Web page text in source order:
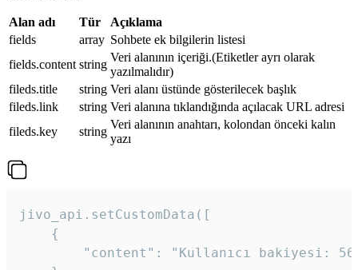
Alan adı Tür
Açıklama
fields
array Sohbete ek bilgilerin listesi
fields.content string
Veri alanının içeriği.(Etiketler ayrı olarak
yazılmalıdır)
fileds.title
string Veri alanı üstünde gösterilecek başlık
fileds.link
string Veri alanına tıklandığında açılacak URL adresi
fileds.key
string
Veri alanının anahtarı, kolondan önceki kalın
yazı
jivo_api.setCustomData([
    {
"content": "Kullanıcı bakiyesi: